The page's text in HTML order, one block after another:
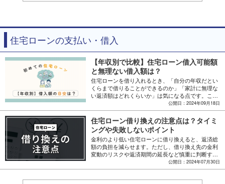
住宅ローンの支払い・借入
【年収別で比較】住宅ローン借入可能額
と無理ない借入額は？
住宅ローンを借り入れるとき、「自分の年収だとい
くらまで借りることができるのか」「家計に無理な
い返済額はどれくらいか」は気になる点です。ここ
では、年収別の借入額目安や、無理のない借入れを
実現するためのポイント解説します。
公開日：2024年09月18日
住宅ローン借り換えの注意点は？タイミ
ングや失敗しないポイント
金利のより低い住宅ローンに借り換えると、返済総
額の負担を減らせます。ただし、借り換え先の金利
変動のリスクや返済期間の延長など慎重に判断すべ
き点もあります。ここでは、住宅ローンの借り換え
の仕組みや注意点、メリット・デメリットを解説し
公開日：2024年07月30日